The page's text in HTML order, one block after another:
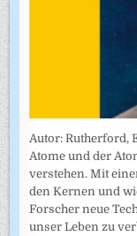
Autor: Rutherford,
Atome und der
verstehen. Mit
den Kernen und
Forscher neue
unser Leben zu